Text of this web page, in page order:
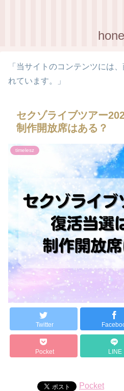
「当サイトのコンテンツには
れています。」
セクゾライブツアー
制作開放席はある？
timelesz
Twitter
Pocket LINE
Pocket